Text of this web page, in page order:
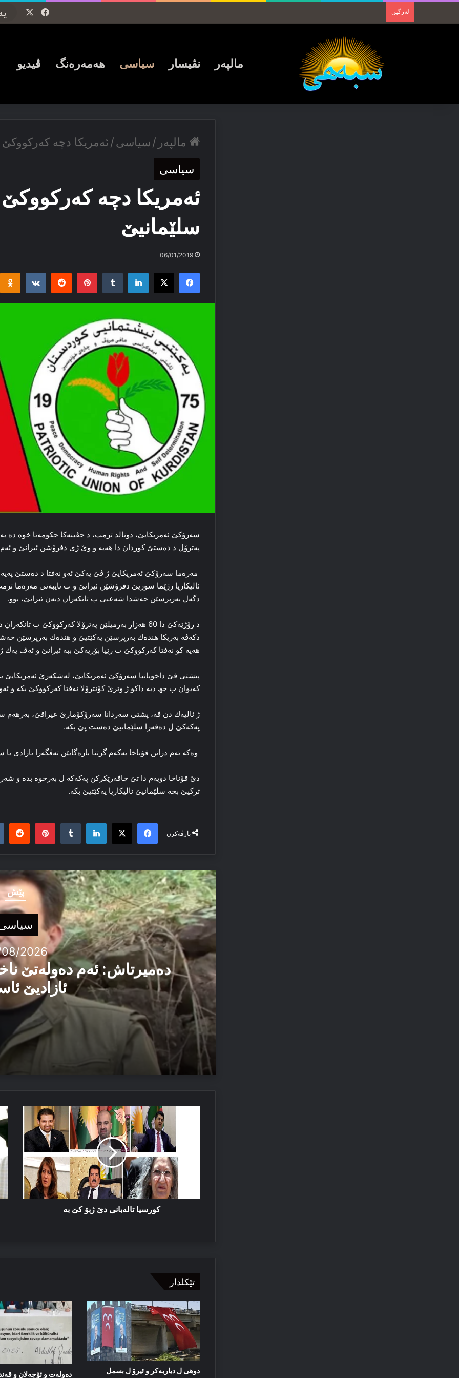
لەزگین Facebook
مالپەر نڤیسار سیاسی ھەمەرەنگ ڤیدیو
مالپەر /سیاسی/ئەمریكا دچە كەركووكێ
سیاسی
ئەمریكا دچە كەركووكێ
سلێمانیێ
06/01/2019
Facebook
X
LinkedIn
Tumblr
Pinterest
Reddit
سەرۆكێ ئەمریكایێ، دونالد ترمپ، د جڤینەكا حكومەتا خوە دە
پەترۆل د دەستێ كوردان دا ھەیە و وێ ژی دفرۆشن ئیرانێ و
مەرەما سەرۆكێ ئەمریكایێ ژ ڤێ یەكێ ئەو نەفتا د دەستێ
ئالیكاریا رژێما سوریێ دفرۆشێن ئیرانێ و ب تایبەتی مەرەما
دگەل بەرپرسێن حەشدا شەعبی ب تانكەران دبەن ئیرانێ، بوو.
د رۆژێەكێ دا 60 ھەزار بەرمیلێن پەترۆلا كەركووكێ
دكەڤە بەریكا ھندەك بەرپرسێن یەكێتیێ و ھندەك بەرپرسێن
ھەیە كو نەفتا كەركووكێ ب رێیا بۆریەكێ ببە ئیرانێ و ئەڤ
پئشتی ڤێ داخویانیا سەرۆكێ ئەمریكایێ، لەشكەرێ
كەیوان ب جھ دبە داكو ژ وێرێ كۆنترۆلا نەفتا كەركووكێ بكە و
ژ ئالیەك دن ڤە، پشتی سەردانا سەرۆكۆمارێ عیراقێ، بەرھەم
پەكەكێ ل دەڤەرا سلێمانیێ دەست پێ بكە.
وەكە ئەم دزانن قۆناخا یەكەم گرتنا بارەگایێن تەڤگەرا
دئ قۆناخا دویەم دا تێ چاڤەرێكركن پەكەكە ل بەرخوە بدە و
تركیێ بچە سلێمانیێ ئالیكاریا یەكێتیێ بكە.
پارڤەکرن
Facebook
X
LinkedIn
Tumblr
پێش
2026
دەمیرتاش: ئەم دەولەتێ
ئازادیێ
06/08/2026
دەمیرتاش: ئەم دەولەتێ ناخوازن دەولەت ل پێشییا
پەیاما سەرۆک نێچیرڤان بارزانی د سالڤەگەرا جینۆساییداكورسیا
كورسیا تالەبانی دێ ژبۆ كێ بە
د
دا
كی
و
تێکلدار
دوهی ل دیاربەکر و ئیرۆ ل بسمل دەولەت و ئۆجەلان و